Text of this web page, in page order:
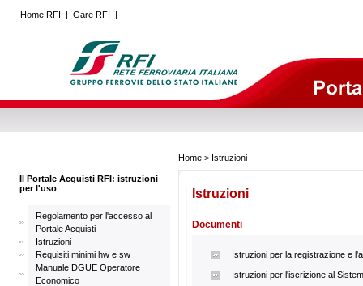
Home RFI | Gare RFI |
Il Portale Acquisti RFI: istruzioni
per l'uso
Regolamento per l'accesso al
Portale Acquisti
Istruzioni
Requisiti minimi hw e sw
Manuale DGUE Operatore
Economico
Home > Istruzioni
Istruzioni
Documenti
Istruzioni per la registrazione e
Istruzioni per l'iscrizione al